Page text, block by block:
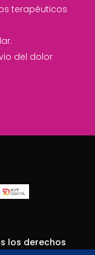
terapéuticos
del dolor
los derechos